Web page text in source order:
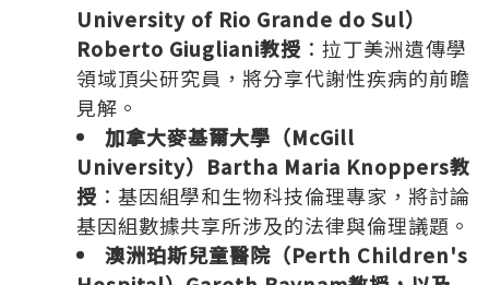
University of Rio Grande do Sul）
Roberto Giugliani教授 ：拉丁美洲遺傳學
領域頂尖研究員，將分享代謝性疾病的前瞻
見解。
加拿大麥基爾大學（McGill
University） Bartha Maria Knoppers教
授 ：基因組學和生物科技倫理專家，將討論
基因組數據共享所涉及的法律與倫理議題。
澳洲珀斯兒童醫院（Perth Children's